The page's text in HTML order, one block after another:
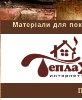
Матеріали для